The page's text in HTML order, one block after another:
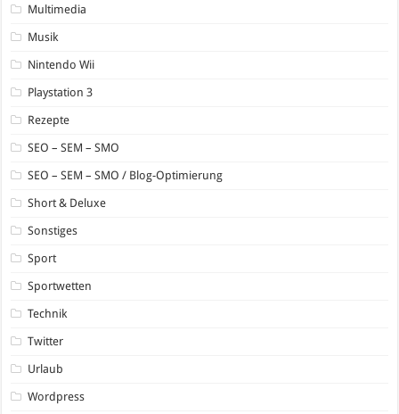
Multimedia
Musik
Nintendo Wii
Playstation 3
Rezepte
SEO – SEM – SMO
SEO – SEM – SMO / Blog-Optimierung
Short & Deluxe
Sonstiges
Sport
Sportwetten
Technik
Twitter
Urlaub
Wordpress